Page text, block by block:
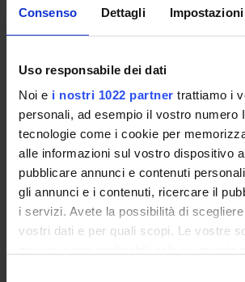
Consenso Dettagli
Uso responsabile dei dati
Noi e i nostri 1022 partner trattiamo i
personali, ad esempio il vostro numero
tecnologie come i cookie per
alle informazioni sul vostro dispositivo
pubblicare annunci e contenuti
gli annunci e i contenuti, ricercare il
i servizi. Avete la possibilità di
vostri dati e per quali scopi. Le vostre
esameri random, ed amplificazione
verranno quindi elaborati, dopo
gene housekeeping, mediante Ct
il l’espressione relativa (fold expression
calibratore (controllo senza
ENTI FINANZIATORI:
Novartis
Finanziamento: assegnato e gestito dal